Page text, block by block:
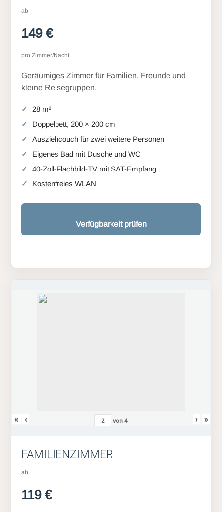
ab
149 €
pro Zimmer/Nacht
Geräumiges Zimmer für Familien, Freunde und
kleine Reisegruppen.
28 m²
Doppelbett, 200 × 200 cm
Ausziehcouch für zwei weitere Personen
Eigenes Bad mit Dusche und WC
40-Zoll-Flachbild-TV mit SAT-Empfang
Kostenfreies WLAN
Verfügbarkeit prüfen
« ‹ von4 › »
FAMILIENZIMMER
ab
119 €